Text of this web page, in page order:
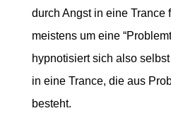
durch Angst in eine Trance
meistens um eine
hypnotisiert sich also
in eine Trance, die aus
besteht.